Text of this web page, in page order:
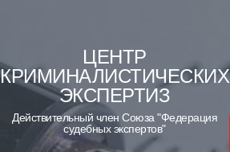
content
ЦЕНТР
КРИМИНАЛИСТИЧЕСКИХ
ЭКСПЕРТИЗ
Действительный член Союза "Федерация
судебных экспертов"